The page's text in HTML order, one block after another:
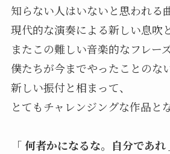
知らない人はいないと思われる曲
現代的な演奏による新しい息吹
またこの難しい音楽的なフレーズ
僕たちが今までやったことのな
新しい振付と相まって、
とてもチャレンジングな作品と
「何者かになるな。自分であれ